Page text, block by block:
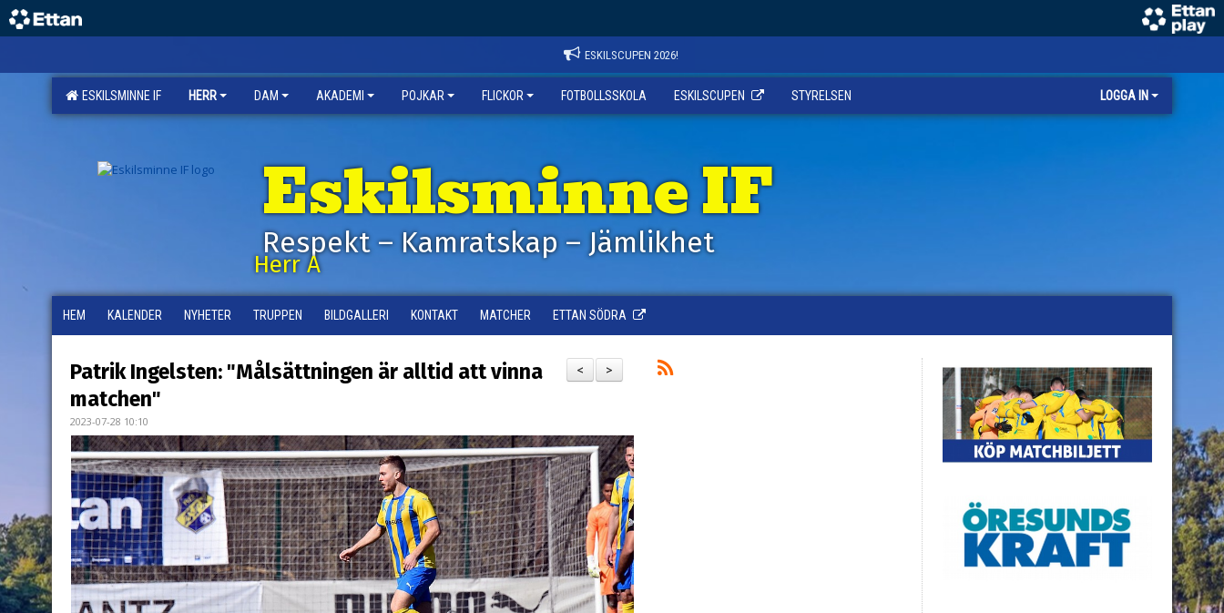
ESKILSCUPEN 2026!
ESKILSMINNE IF HERR DAM AKADEMI POJKAR FLICKOR FOTBOLLSSKOLA ESKILSCUPEN STYRELSEN LOGGA IN
Eskilsminne IF
Respekt – Kamratskap – Jämlikhet
Herr A
HEM KALENDER NYHETER TRUPPEN BILDGALLERI KONTAKT MATCHER ETTAN SÖDRA
>
<
Patrik Ingelsten: "Målsättningen är alltid att vinna
matchen"
2023-07-28 10:10